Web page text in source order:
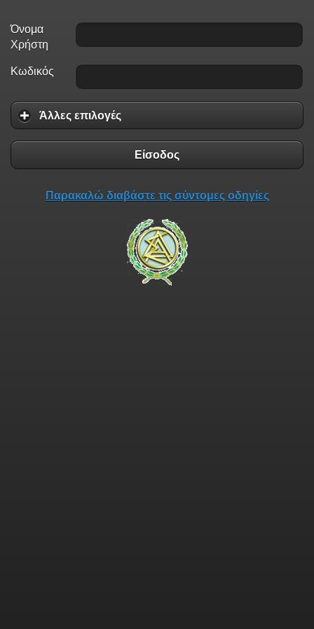
Όνομα
Χρήστη
Κωδικός
Άλλες επιλογές
Είσοδος
Παρακαλώ διαβάστε τις σύντομες οδηγίες